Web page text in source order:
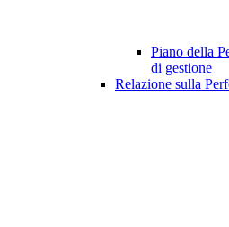
Piano della
di gestione
Relazione sulla